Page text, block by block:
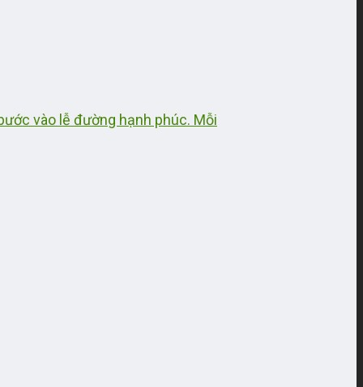
vào lễ đường hạnh phúc. Mỗi